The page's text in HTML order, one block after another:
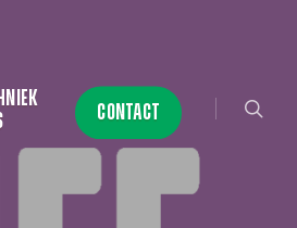
CONTACT